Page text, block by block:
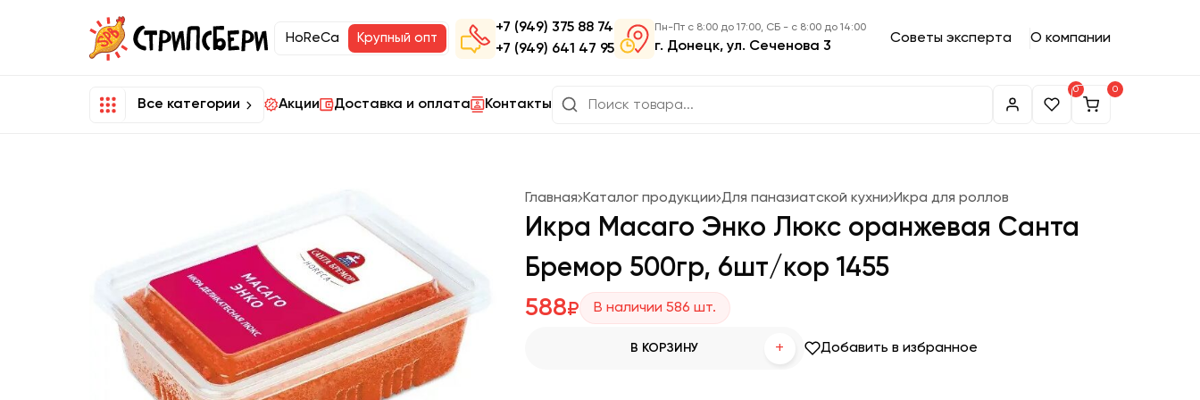
HoReCa Крупный опт
+7 (949) 375 88 74
+7 (949) 641 47 95
Пн-Пт с 8:00 до 17:00, СБ - с 8:00 до 14:00
г. Донецк, ул. Сеченова 3
Советы эксперта О компании
Все категории Акции Доставка и оплата Контакты
0 0
Главная Каталог продукции Для паназиатской кухни Икра для роллов
Икра Масаго Энко Люкс оранжевая Санта
Бремор 500гр, 6шт/кор 1455
588₽ В наличии 586 шт.
В КОРЗИНУ + Добавить в избранное